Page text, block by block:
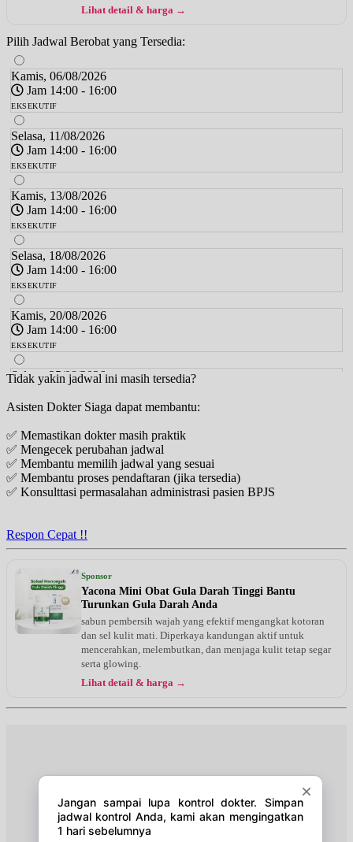
Lihat detail & harga →
Pilih Jadwal Berobat yang Tersedia:
Kamis, 06/08/2026
Jam 14:00 - 16:00
EKSEKUTIF
Selasa, 11/08/2026
Jam 14:00 - 16:00
EKSEKUTIF
Kamis, 13/08/2026
Jam 14:00 - 16:00
EKSEKUTIF
Selasa, 18/08/2026
Jam 14:00 - 16:00
EKSEKUTIF
Kamis, 20/08/2026
Jam 14:00 - 16:00
EKSEKUTIF
Selasa, 25/08/2026
Jam 14:00 - 16:00
EKSEKUTIF
Kamis, 27/08/2026
Jam 14:00 - 16:00
EKSEKUTIF
Selasa, 01/09/2026
Jam 14:00 - 16:00
EKSEKUTIF
Tidak yakin jadwal ini masih tersedia?
Asisten Dokter Siaga dapat membantu:
✅ Memastikan dokter masih praktik
✅ Mengecek perubahan jadwal
✅ Membantu memilih jadwal yang sesuai
✅ Membantu proses pendaftaran (jika tersedia)
✅ Konsulttasi permasalahan administrasi pasien BPJS
Respon Cepat !!
Sponsor
Yacona Mini Obat Gula Darah Tinggi Bantu
Turunkan Gula Darah Anda
sabun pembersih wajah yang efektif mengangkat kotoran
dan sel kulit mati. Diperkaya kandungan aktif untuk
mencerahkan, melembutkan, dan menjaga kulit tetap segar
serta glowing.
Lihat detail & harga →